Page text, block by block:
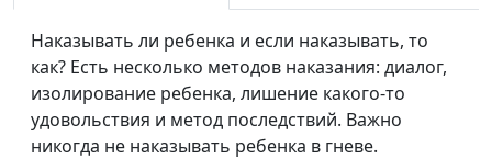
Наказывать ли ребенка и если наказывать, то
как? Есть несколько методов наказания: диалог,
изолирование ребенка, лишение какого-то
удовольствия и метод последствий. Важно
никогда не наказывать ребенка в гневе.
Любишь ли ты Меня
Андрей Качалаба,
священнослужитель
Что хочет от человека
Бог
Андрей Качалаба,
священнослужитель